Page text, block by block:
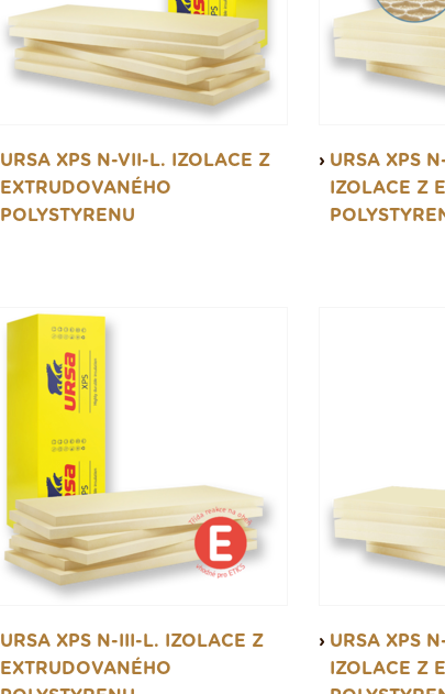
URSA XPS N-VII-L. IZOLACE Z
EXTRUDOVANÉHO
POLYSTYRENU
URSA XPS
IZOLACE Z
URSA XPS N-III-L. IZOLACE Z
EXTRUDOVANÉHO
URSA XPS
IZOLACE Z